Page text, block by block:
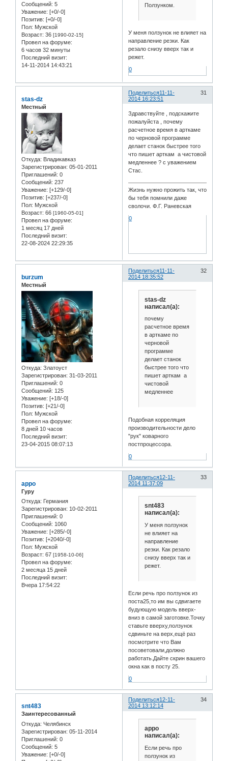
Сообщений: 5
Уважение: [+0/-0]
Позитив: [+0/-0]
Пол: Мужской
Возраст: 36 [1990-02-15]
Провел на форуме:
6 часов 32 минуты
Последний визит:
14-11-2014 14:43:21
Ползунком.
У меня ползунок не влияет на
направление резки. Как
резало снизу вверх так и
режет.
0
Поделиться 31
11-11-
2014 16:23:51
stas-dz
Местный
Откуда: Владикавказ
Зарегистрирован: 05-01-2011
Приглашений: 0
Сообщений: 237
Уважение: [+129/-0]
Позитив: [+237/-0]
Пол: Мужской
Возраст: 66 [1960-05-01]
Провел на форуме:
1 месяц 17 дней
Последний визит:
22-08-2024 22:29:35
Здравствуйте , подскажите
пожалуйста , почему
расчетное время в арткаме
по черновой программе
делает станок быстрее того
что пишет арткам а чистовой
медленнее ? с уважением
Стас.
Жизнь нужно прожить так, что
бы тебя помнили даже
сволочи. Ф.Г. Раневская
0
Поделиться 32
11-11-
2014 18:35:52
burzum
Местный
Откуда: Златоуст
Зарегистрирован: 31-03-2011
Приглашений: 0
Сообщений: 125
Уважение: [+18/-0]
Позитив: [+21/-0]
Пол: Мужской
Провел на форуме:
8 дней 10 часов
Последний визит:
23-04-2015 08:07:13
stas-dz
написал(а):
почему
расчетное время
в арткаме по
черновой
программе
делает станок
быстрее того что
пишет арткам а
чистовой
медленнее
Подобная корреляция
производительности дело
"рук" коварного
постпроцессора.
0
Поделиться 33
12-11-
2014 11:37:09
appo
Гуру
Откуда: Германия
Зарегистрирован: 10-02-2011
Приглашений: 0
Сообщений: 1060
Уважение: [+285/-0]
Позитив: [+2040/-0]
Пол: Мужской
Возраст: 67 [1958-10-06]
Провел на форуме:
2 месяца 15 дней
Последний визит:
Вчера 17:54:22
snt483
написал(а):
У меня ползунок
не влияет на
направление
резки. Как резало
снизу вверх так и
режет.
Если речь про ползунок из
поста25,то им вы сдвигаете
будующую модель вверх-
вниз в самой заготовке.Точку
ставьте вверху,ползунок
сдвиньте на верх,ещё раз
посмотрите что Вам
посоветовали,должно
работать.Дайте скрин вашего
окна как в посту 25.
0
Поделиться 34
12-11-
2014 13:12:14
snt483
Заинтересованный
Откуда: Челябинск
Зарегистрирован: 05-11-2014
Приглашений: 0
Сообщений: 5
Уважение: [+0/-0]
appo
написал(а):
Если речь про
ползунок из